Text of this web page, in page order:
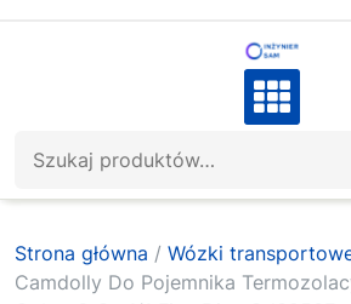
Strona główna / Wózki
Camdolly Do Pojemnika